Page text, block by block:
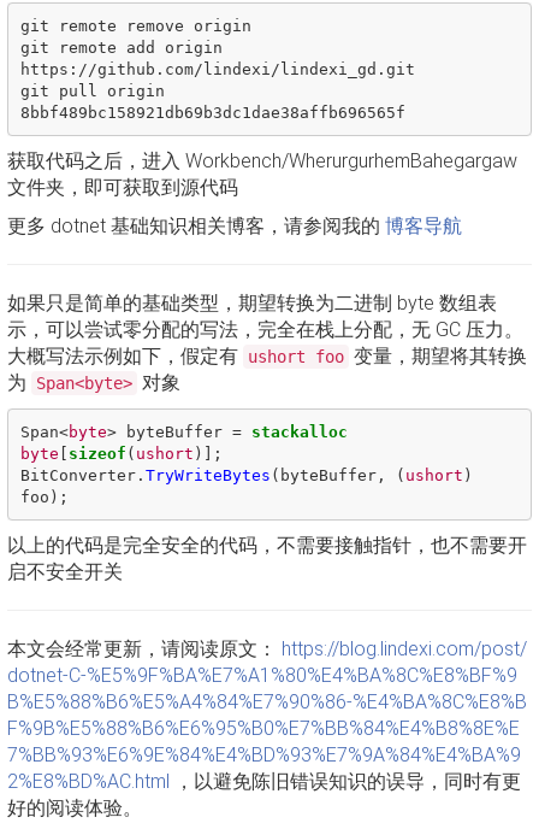
git remote remove origin
git remote add origin
https://github.com/lindexi/lindexi_gd.git
git pull origin
获取代码之后，进入 Workbench/WherurgurhemBahegargaw
文件夹，即可获取到源代码
更多 dotnet 基础知识相关博客，请参阅我的 博客导航
如果只是简单的基础类型，期望转换为二进制 byte 数组表
示，可以尝试零分配的写法，完全在栈上分配，无 GC 压力。
大概写法示例如下，假定有 ushort foo 变量，期望将其转换
为
Span<byte> 对象
Span<byte> byteBuffer =
stackalloc
byte [ sizeof ( ushort )];
BitConverter. TryWriteBytes ( byteBuffer, ( ushort )
foo );
以上的代码是完全安全的代码，不需要接触指针，也不需要开
启不安全开关
本文会经常更新，请阅读原文： https://blog.lindexi.com/post/
dotnet-C-%E5%9F%BA%E7%A1%80%E4%BA%8C%E8%BF%9
B%E5%88%B6%E5%A4%84%E7%90%86-%E4%BA%8C%E8%B
F%9B%E5%88%B6%E6%95%B0%E7%BB%84%E4%B8%8E%E
7%BB%93%E6%9E%84%E4%BD%93%E7%9A%84%E4%BA%9
2%E8%BD%AC.html ，以避免陈旧错误知识的误导，同时有更
好的阅读体验。